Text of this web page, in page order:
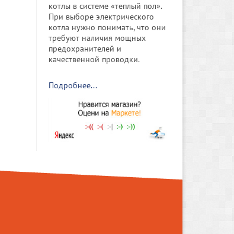
котлы в системе «теплый пол».
При выборе электрического
котла нужно понимать, что они
требуют наличия мощных
предохранителей и
качественной проводки.
Подробнее...